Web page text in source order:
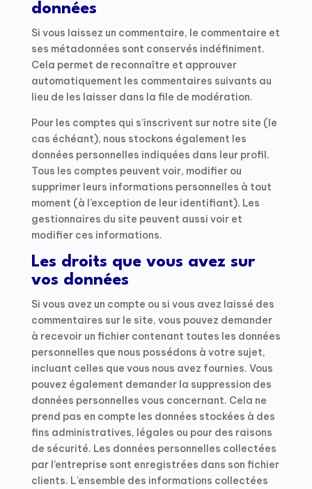
données
Si vous laissez un commentaire, le commentaire et
ses métadonnées sont conservés indéfiniment.
Cela permet de reconnaître et approuver
automatiquement les commentaires suivants au
lieu de les laisser dans la file de modération.
Pour les comptes qui s’inscrivent sur notre site (le
cas échéant), nous stockons également les
données personnelles indiquées dans leur profil.
Tous les comptes peuvent voir, modifier ou
supprimer leurs informations personnelles à tout
moment (à l’exception de leur identifiant). Les
gestionnaires du site peuvent aussi voir et
modifier ces informations.
Les droits que vous avez sur
vos données
Si vous avez un compte ou si vous avez laissé des
commentaires sur le site, vous pouvez demander
à recevoir un fichier contenant toutes les données
personnelles que nous possédons à votre sujet,
incluant celles que vous nous avez fournies. Vous
pouvez également demander la suppression des
données personnelles vous concernant. Cela ne
prend pas en compte les données stockées à des
fins administratives, légales ou pour des raisons
de sécurité. Les données personnelles collectées
par l’entreprise sont enregistrées dans son fichier
clients. L’ensemble des informations collectées